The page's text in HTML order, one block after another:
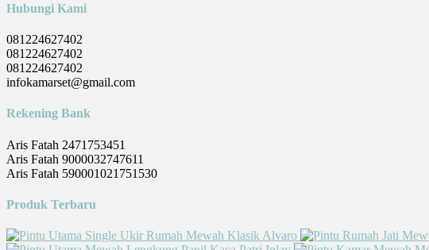
Hubungi Kami
081224627402
081224627402
081224627402
infokamarset@gmail.com
Rekening Bank
Aris Fatah 2471753451
Aris Fatah 9000032747611
Aris Fatah 590001021751530
Produk Terbaru